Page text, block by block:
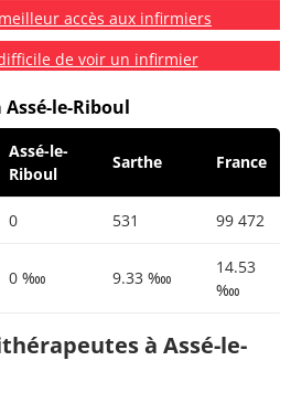
accès aux infirmiers
de voir un infirmier
le-Riboul
Assé-le-
Riboul
Sarthe France
0 531 99 472
0 ‱ 9.33 ‱
14.53
‱
à Assé-le-